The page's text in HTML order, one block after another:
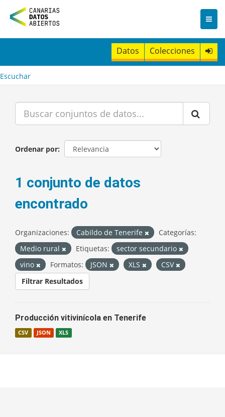
n
t
Datos Colecciones
Escuchar
Ordenar por
1 conjunto de datos
encontrado
Organizaciones: Cabildo de Tenerife
Categorías:
Medio rural
Etiquetas:
sector secundario
vino
Formatos: JSON XLS
CSV
Filtrar Resultados
Producción vitivinícola en Tenerife
CSV JSON XLS